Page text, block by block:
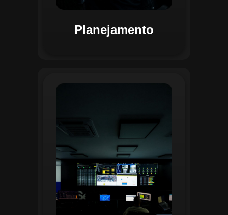
Planejamento
planejadas. Utilizando um videowall
central e sistemas de convergência
informações operacionais,
identificando gargalos, não
conformidades e oportunidades de
melhoria.